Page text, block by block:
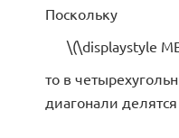
Поскольку
\(\displaystyle
то в
диагонали